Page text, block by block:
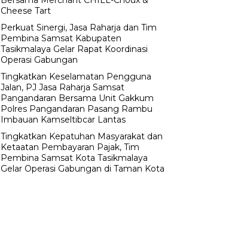
Cheese Tart
Perkuat Sinergi, Jasa Raharja dan Tim
Pembina Samsat Kabupaten
Tasikmalaya Gelar Rapat Koordinasi
Operasi Gabungan
Tingkatkan Keselamatan Pengguna
Jalan, PJ Jasa Raharja Samsat
Pangandaran Bersama Unit Gakkum
Polres Pangandaran Pasang Rambu
Imbauan Kamseltibcar Lantas
Tingkatkan Kepatuhan Masyarakat dan
Ketaatan Pembayaran Pajak, Tim
Pembina Samsat Kota Tasikmalaya
Gelar Operasi Gabungan di Taman Kota